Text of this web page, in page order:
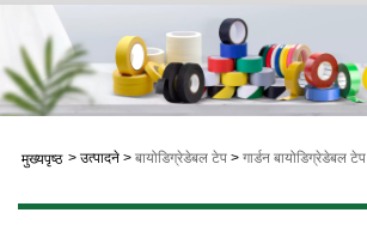
मुख्यपृष्ठ > उत्पादने > बायोडिग्रेडेबल टेप > गार्डन बायोडिग्रेडेबल टेप